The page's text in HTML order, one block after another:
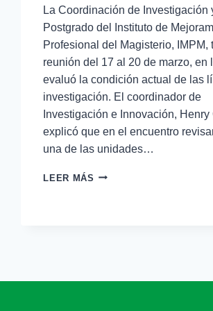
La Coordinación de Investigación
Postgrado del Instituto de
Profesional del Magisterio, IMPM,
reunión del 17 al 20 de marzo, en
evaluó la condición actual de las
investigación. El coordinador de
Investigación e Innovación, Henry
explicó que en el encuentro
una de las unidades…
LEER MÁS